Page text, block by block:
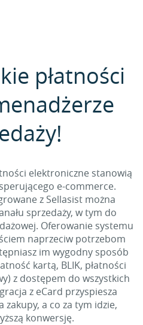
płatności
elektroniczne stanowią
e-commerce.
z Sellasist można
sprzedaży, w tym do
Oferowanie systemu
naprzeciw potrzebom
im wygodny sposób
kartą, BLIK, płatności
z dostępem do wszystkich
z eCard przyspiesza
zakupy, a co za tym idzie,
konwersję.